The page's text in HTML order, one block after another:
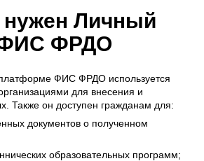
нужен Личный
ФИС ФРДО
ФИС ФРДО используется
для внесения и
Также он доступен гражданам для:
документов о полученном
образовательных программ;